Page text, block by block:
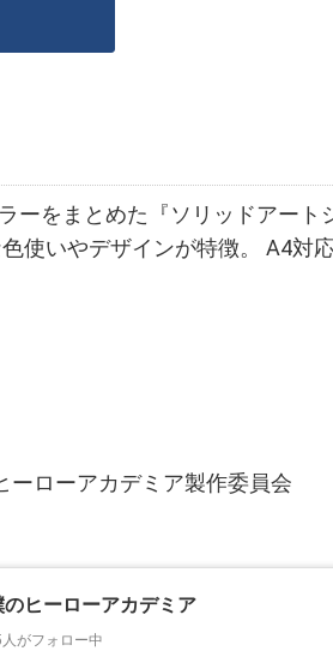
ーをまとめた『ソリッドアート
使いやデザインが特徴。 A4対
ーローアカデミア製作委員会
のヒーローアカデミア
人がフォロー中